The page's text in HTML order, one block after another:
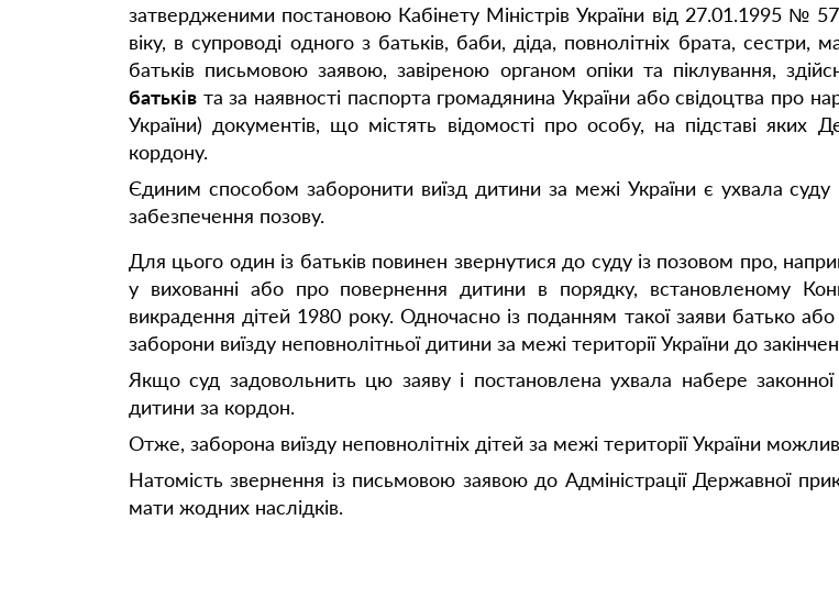
затвердженими постановою Кабінету Міністрів України від 27.01.1995 №
віку, в супроводі одного з батьків, баби, діда, повнолітніх брата,
батьків письмовою заявою, завіреною органом опіки та піклування,
батьків та за наявності паспорта громадянина України або свідоцтва про
України) документів, що містять відомості про особу, на підставі
кордону.
Єдиним способом заборонити виїзд дитини за межі України є ухвала суду
забезпечення позову.
Для цього один із батьків повинен звернутися до суду із позовом про,
у вихованні або про повернення дитини в порядку, встановленому
викрадення дітей 1980 року. Одночасно із поданням такої заяви батько
заборони виїзду неповнолітньої дитини за межі території України до
Якщо суд задовольнить цю заяву і постановлена ухвала набере
дитини за кордон.
Отже, заборона виїзду неповнолітніх дітей за межі території України
Натомість звернення із письмовою заявою до Адміністрації Державної
мати жодних наслідків.